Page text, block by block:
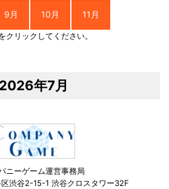
9月 10月 11月
クリックしてください。
2026年7月
ニーゲーム運営事務局
渋谷2-15-1 渋谷クロスタワー32F